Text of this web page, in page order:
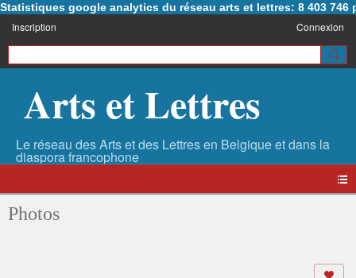
Statistiques google analytics du réseau arts et lettres: 8 403 746
Inscription Connexion
Arts et Lettres
Photos